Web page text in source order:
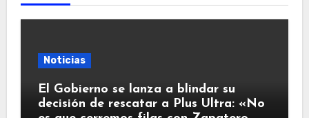
Noticias
El Gobierno se lanza a blindar su
decisión de rescatar a Plus Ultra: «No